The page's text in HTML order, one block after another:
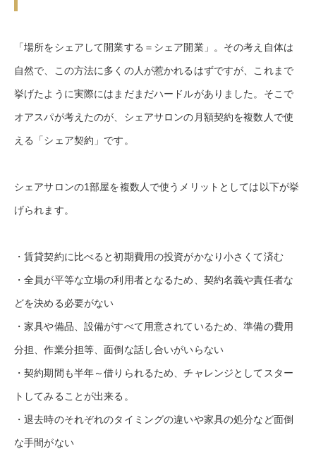
「場所をシェアして開業する＝シェア開業」。その考え自体は
自然で、この方法に多くの人が惹かれるはずですが、これまで
挙げたように実際にはまだまだハードルがありました。そこで
オアスパが考えたのが、シェアサロンの月額契約を複数人で使
える「シェア契約」です。
シェアサロンの1部屋を複数人で使うメリットとしては以下が挙
げられます。
・賃貸契約に比べると初期費用の投資がかなり小さくて済む
・全員が平等な立場の利用者となるため、契約名義や責任者な
どを決める必要がない
・家具や備品、設備がすべて用意されているため、準備の費用
分担、作業分担等、面倒な話し合いがいらない
・契約期間も半年～借りられるため、チャレンジとしてスター
トしてみることが出来る。
・退去時のそれぞれのタイミングの違いや家具の処分など面倒
な手間がない